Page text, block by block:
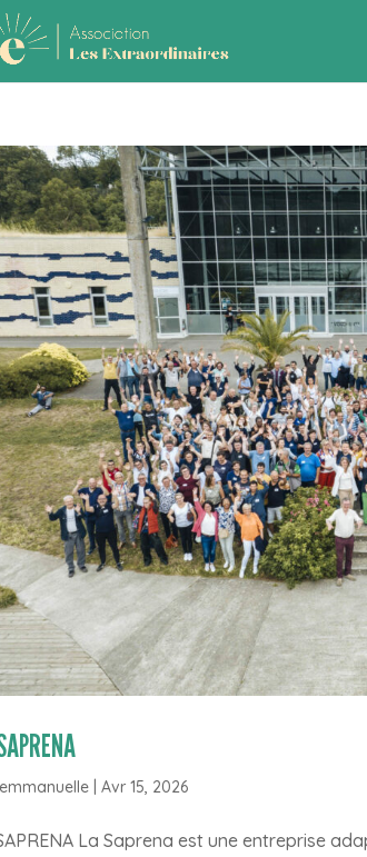
emmanuelle |Avr 15, 2026
La Saprena est une entreprise